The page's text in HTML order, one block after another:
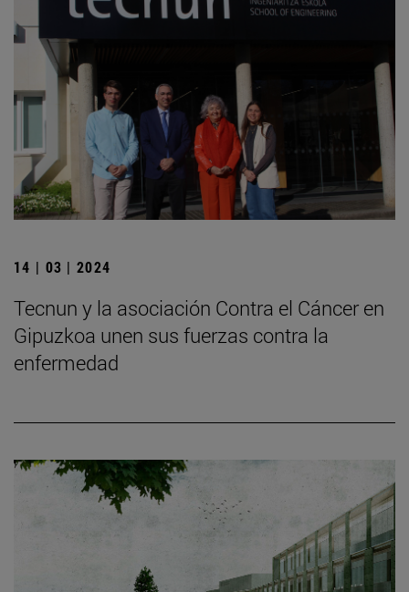
14 | 03 | 2024
Tecnun y la asociación Contra el Cáncer en
Gipuzkoa unen sus fuerzas contra la
enfermedad